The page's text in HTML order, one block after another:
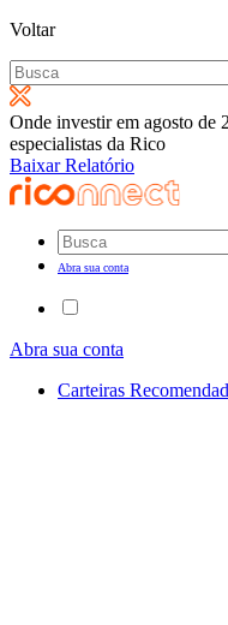
Voltar
Pesquisar
por:
Onde investir em agosto de
especialistas da Rico
Baixar Relatório
Abra sua conta
Abra sua conta
Carteiras